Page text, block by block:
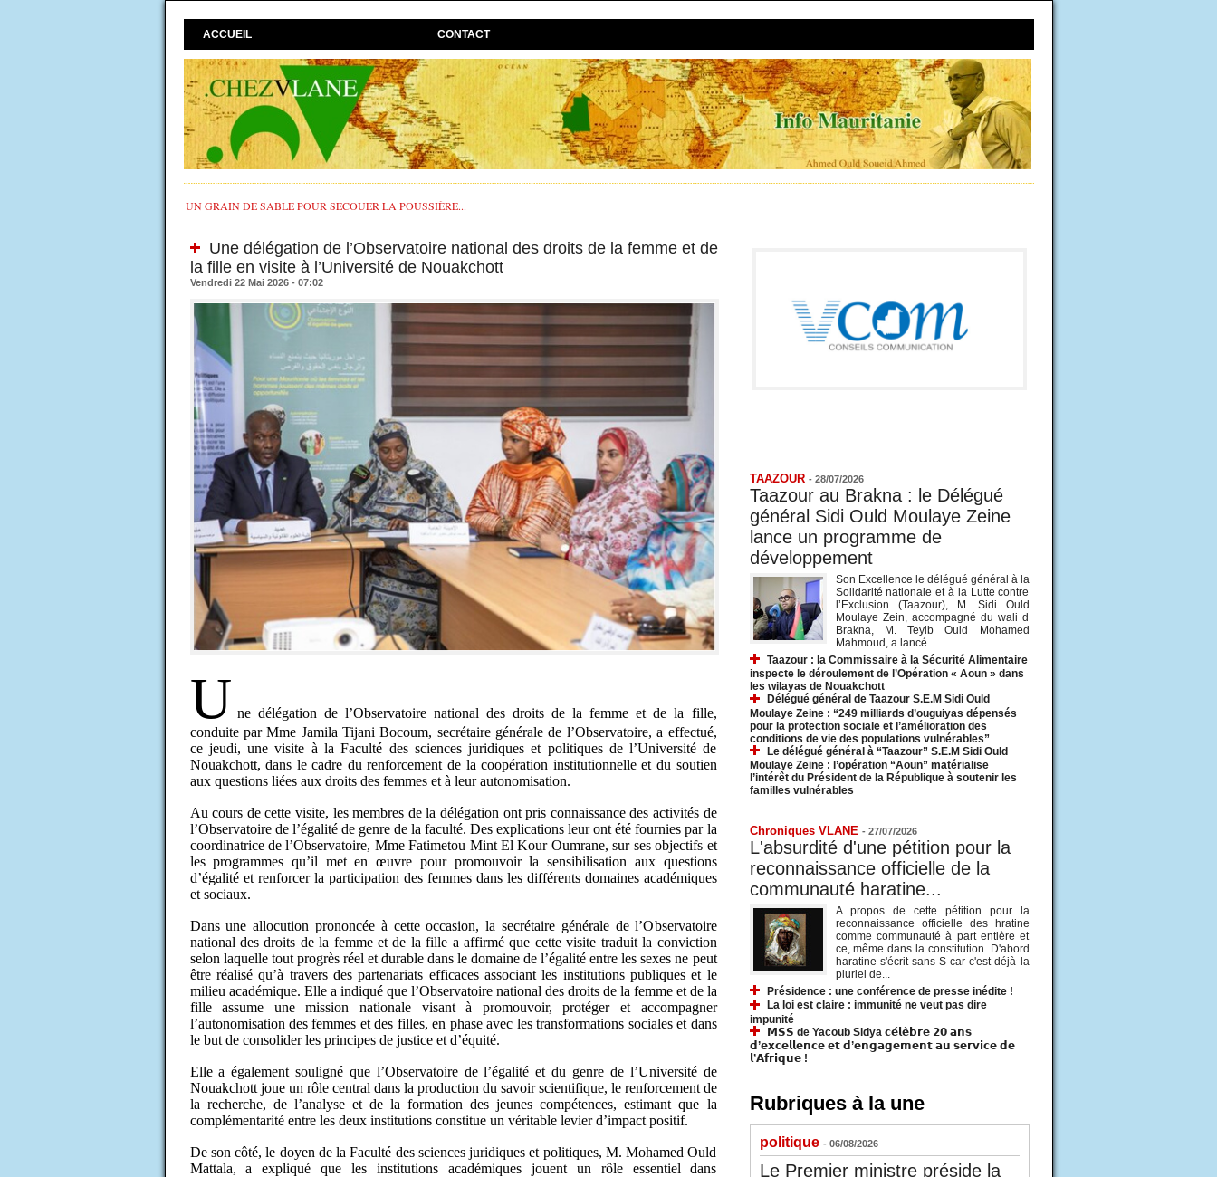
ACCUEIL CONTACT
UN GRAIN DE SABLE POUR SECOUER LA POUSSIÈRE...
Une délégation de l’Observatoire national des droits de la femme et de
la fille en visite à l’Université de Nouakchott
Vendredi 22 Mai 2026 - 07:02
U ne délégation de l’Observatoire national des droits de la femme et de la fille,
conduite par Mme Jamila Tijani Bocoum, secrétaire générale de l’Observatoire, a effectué,
ce jeudi, une visite à la Faculté des sciences juridiques et politiques de l’Université de
Nouakchott, dans le cadre du renforcement de la coopération institutionnelle et du soutien
aux questions liées aux droits des femmes et à leur autonomisation.
Au cours de cette visite, les membres de la délégation ont pris connaissance des activités de
l’Observatoire de l’égalité de genre de la faculté. Des explications leur ont été fournies par la
coordinatrice de l’Observatoire, Mme Fatimetou Mint El Kour Oumrane, sur ses objectifs et
les programmes qu’il met en œuvre pour promouvoir la sensibilisation aux questions
d’égalité et renforcer la participation des femmes dans les différents domaines académiques
et sociaux.
Dans une allocution prononcée à cette occasion, la secrétaire générale de l’Observatoire
national des droits de la femme et de la fille a affirmé que cette visite traduit la conviction
selon laquelle tout progrès réel et durable dans le domaine de l’égalité entre les sexes ne peut
être réalisé qu’à travers des partenariats efficaces associant les institutions publiques et le
milieu académique. Elle a indiqué que l’Observatoire national des droits de la femme et de la
fille assume une mission nationale visant à promouvoir, protéger et accompagner
l’autonomisation des femmes et des filles, en phase avec les transformations sociales et dans
le but de consolider les principes de justice et d’équité.
Elle a également souligné que l’Observatoire de l’égalité et du genre de l’Université de
Nouakchott joue un rôle central dans la production du savoir scientifique, le renforcement de
la recherche, de l’analyse et de la formation des jeunes compétences, estimant que la
complémentarité entre les deux institutions constitue un véritable levier d’impact positif.
De son côté, le doyen de la Faculté des sciences juridiques et politiques, M. Mohamed Ould
Mattala, a expliqué que les institutions académiques jouent un rôle essentiel dans
TAAZOUR - 28/07/2026
Taazour au Brakna : le Délégué
général Sidi Ould Moulaye Zeine
lance un programme de
développement
Son Excellence le délégué général à la
Solidarité nationale et à la Lutte contre
l’Exclusion (Taazour), M. Sidi Ould
Moulaye Zein, accompagné du wali d
Brakna, M. Teyib Ould Mohamed
Mahmoud, a lancé...
Taazour : la Commissaire à la Sécurité Alimentaire
inspecte le déroulement de l’Opération « Aoun » dans
les wilayas de Nouakchott
Délégué général de Taazour S.E.M Sidi Ould
Moulaye Zeine : “249 milliards d’ouguiyas dépensés
pour la protection sociale et l’amélioration des
conditions de vie des populations vulnérables”
Le délégué général à “Taazour” S.E.M Sidi Ould
Moulaye Zeine : l’opération “Aoun” matérialise
l’intérêt du Président de la République à soutenir les
familles vulnérables
Chroniques VLANE - 27/07/2026
L'absurdité d'une pétition pour la
reconnaissance officielle de la
communauté haratine...
A propos de cette pétition pour la
reconnaissance officielle des hratine
comme communauté à part entière et
ce, même dans la constitution. D'abord
haratine s'écrit sans S car c'est déjà la
pluriel de...
Présidence : une conférence de presse inédite !
La loi est claire : immunité ne veut pas dire
impunité
𝗠𝗦𝗦 de Yacoub Sidya 𝗰𝗲́𝗹𝗲̀𝗯𝗿𝗲 𝟮𝟬 𝗮𝗻𝘀
𝗱’𝗲𝘅𝗰𝗲𝗹𝗹𝗲𝗻𝗰𝗲 𝗲𝘁 𝗱’𝗲𝗻𝗴𝗮𝗴𝗲𝗺𝗲𝗻𝘁 𝗮𝘂 𝘀𝗲𝗿𝘃𝗶𝗰𝗲 𝗱𝗲
𝗹’𝗔𝗳𝗿𝗶𝗾𝘂𝗲 !
Rubriques à la une
politique - 06/08/2026
Le Premier ministre préside la